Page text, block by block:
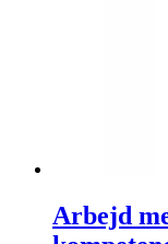
Arbejd